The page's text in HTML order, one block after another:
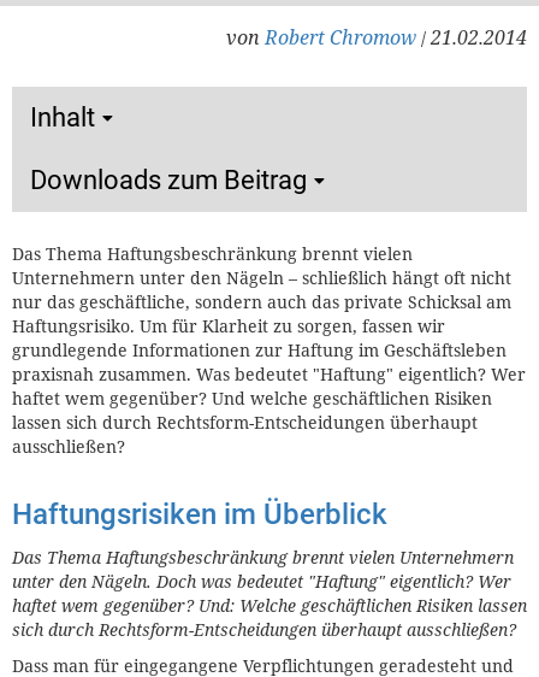
vonRobert Chromow /21.02.2014
Inhalt
Downloads zum Beitrag
Das Thema Haftungsbeschränkung brennt vielen
Unternehmern unter den Nägeln – schließlich hängt oft nicht
nur das geschäftliche, sondern auch das private Schicksal am
Haftungsrisiko. Um für Klarheit zu sorgen, fassen wir
grundlegende Informationen zur Haftung im Geschäftsleben
praxisnah zusammen. Was bedeutet "Haftung" eigentlich? Wer
haftet wem gegenüber? Und welche geschäftlichen Risiken
lassen sich durch Rechtsform-Entscheidungen überhaupt
ausschließen?
Haftungsrisiken im Überblick
Das Thema Haftungsbeschränkung brennt vielen Unternehmern
unter den Nägeln. Doch was bedeutet "Haftung" eigentlich? Wer
haftet wem gegenüber? Und: Welche geschäftlichen Risiken lassen
sich durch Rechtsform-Entscheidungen überhaupt ausschließen?
Dass man für eingegangene Verpflichtungen geradesteht und